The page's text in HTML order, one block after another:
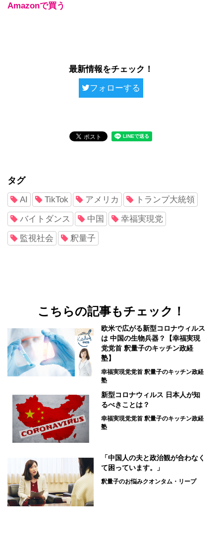
Amazonで買う
最新情報をチェック！
フォローする
タグ
AI TikTok アメリカ トランプ大統領
バイトダンス 中国 幸福実現党
監視社会 釈量子
こちらの記事もチェック！
欧米で広がる新型コロナウィルス
は 中国の生物兵器？【幸福実現
党党首 釈量子のキッチン政経
塾】
幸福実現党党首 釈量子のキッチン政経
塾
新型コロナウィルス 日本人が知
るべきことは？
幸福実現党党首 釈量子のキッチン政経
塾
「中国人の夫と政治観が合わなく
て困っています。」
釈量子のお悩みクオンタム・リープ